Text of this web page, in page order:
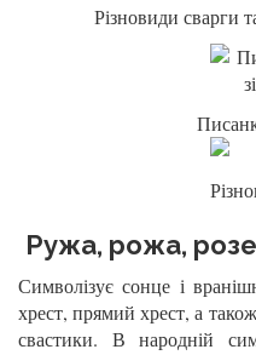
Різновиди сварги
Ружа, рожа,
Символізує сонце і
хрест, прямий хрест, а
свастики. В народній